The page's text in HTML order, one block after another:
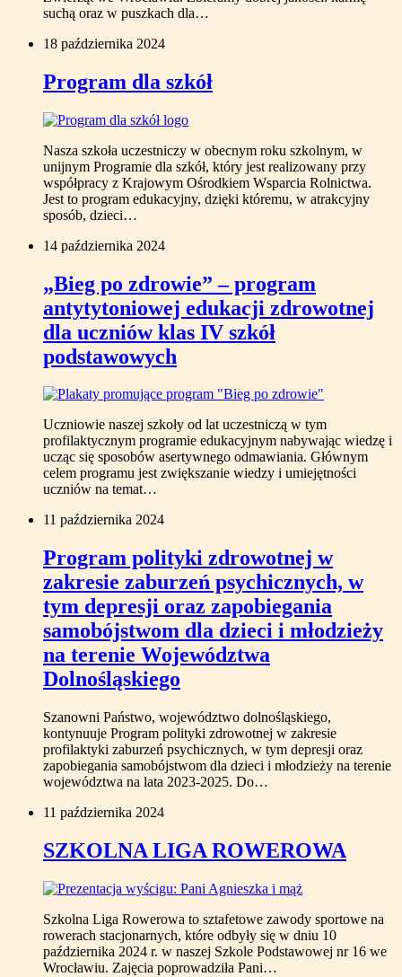
suchą oraz w puszkach dla…
18 października 2024
Program dla szkół
Nasza szkoła uczestniczy w obecnym roku szkolnym, w
unijnym Programie dla szkół, który jest realizowany przy
współpracy z Krajowym Ośrodkiem Wsparcia Rolnictwa.
Jest to program edukacyjny, dzięki któremu, w atrakcyjny
sposób, dzieci…
14 października 2024
„Bieg po zdrowie” – program
antytytoniowej edukacji zdrowotnej
dla uczniów klas IV szkół
podstawowych
Uczniowie naszej szkoły od lat uczestniczą w tym
profilaktycznym programie edukacyjnym nabywając wiedzę i
ucząc się sposobów asertywnego odmawiania. Głównym
celem programu jest zwiększanie wiedzy i umiejętności
uczniów na temat…
11 października 2024
Program polityki zdrowotnej w
zakresie zaburzeń psychicznych, w
tym depresji oraz zapobiegania
samobójstwom dla dzieci i młodzieży
na terenie Województwa
Dolnośląskiego
Szanowni Państwo, województwo dolnośląskiego,
kontynuuje Program polityki zdrowotnej w zakresie
profilaktyki zaburzeń psychicznych, w tym depresji oraz
zapobiegania samobójstwom dla dzieci i młodzieży na terenie
województwa na lata 2023-2025. Do…
11 października 2024
SZKOLNA LIGA ROWEROWA
Szkolna Liga Rowerowa to sztafetowe zawody sportowe na
rowerach stacjonarnych, które odbyły się w dniu 10
października 2024 r. w naszej Szkole Podstawowej nr 16 we
Wrocławiu. Zajęcia poprowadziła Pani…